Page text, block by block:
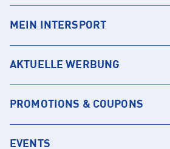
MEIN INTERSPORT
AKTUELLE WERBUNG
PROMOTIONS & COUPONS
EVENTS